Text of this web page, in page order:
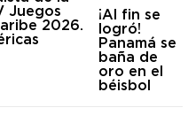
¡Al fin se
logró!
Panamá se
baña de
oro en el
béisbol